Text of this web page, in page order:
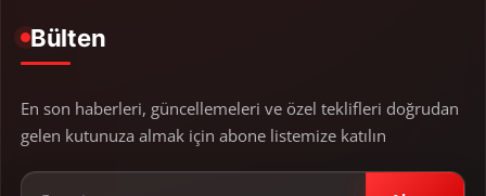
Bülten
En son haberleri, güncellemeleri ve özel teklifleri doğrudan
gelen kutunuza almak için abone listemize katılın